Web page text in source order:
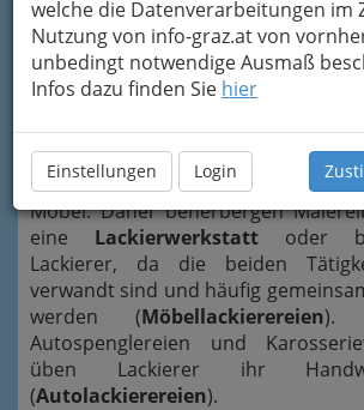
welche die Datenverarbeitungen im
Nutzung von info-graz.at von
unbedingt notwendige Ausmaß
Infos dazu finden Sie hier
Einstellungen Login
Vorbereitung reinigen und
Oberflächen und grundieren sie,
Lack auftragen. Sie behandeln
Spritzpistolen, Pinseln oder
Lackbadund lackieren
Möbel. Daher beherbergen
eine Lackierwerkstatt oder
Lackierer, da die beiden
verwandt sind und häufig
werden (Möbellackierereien).
Autospenglereien und
üben Lackierer ihr
(Autolackierereien).